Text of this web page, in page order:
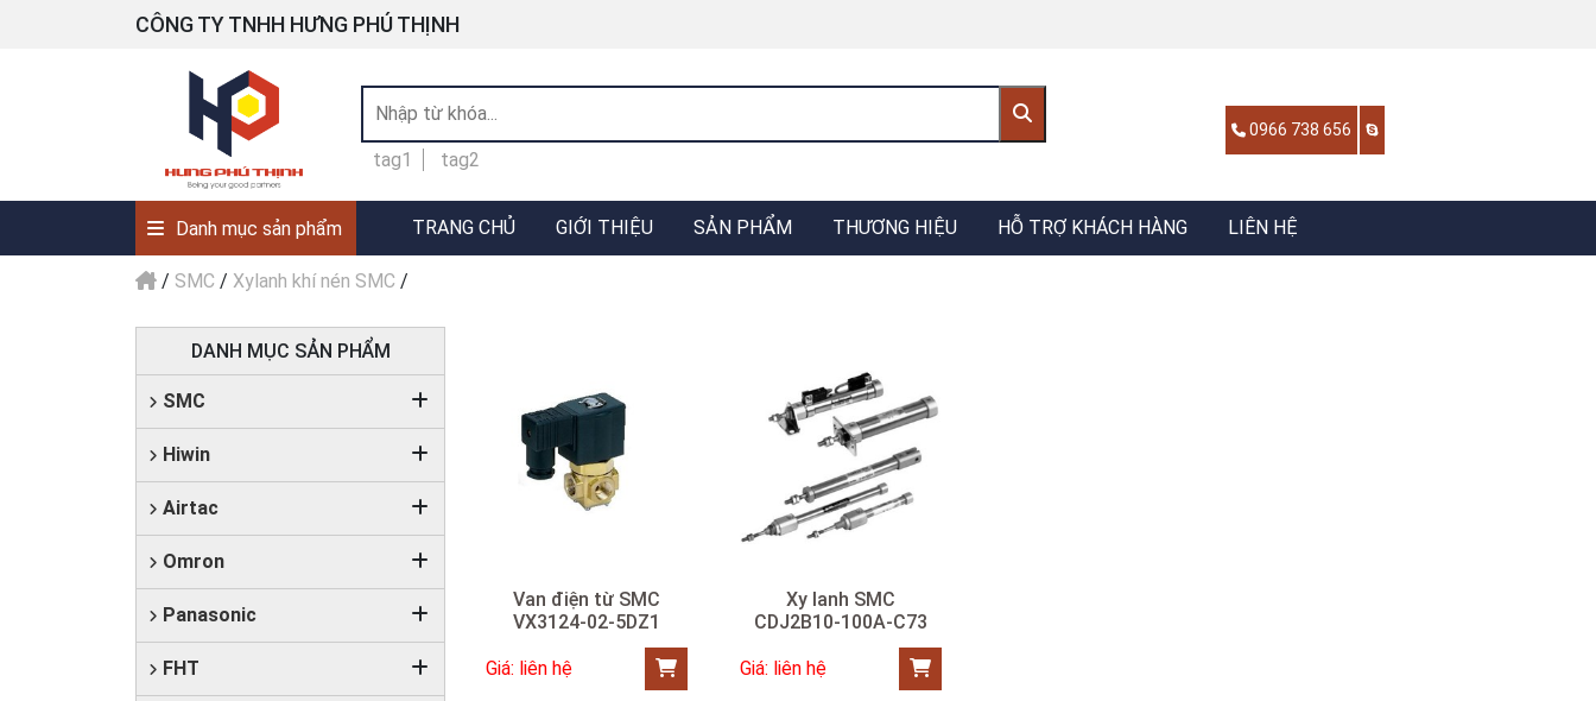
CÔNG TY TNHH HƯNG PHÚ THỊNH
tag1 tag2
0966 738 656
Danh mục sản phẩm TRANG CHỦ GIỚI THIỆU SẢN PHẨM THƯƠNG HIỆU HỖ TRỢ KHÁCH HÀNG LIÊN HỆ
/ SMC / Xylanh khí nén SMC /
DANH MỤC SẢN PHẨM
SMC
Hiwin
Airtac
Omron
Panasonic
FHT
Van điện từ SMC
VX3124-02-5DZ1
Giá: liên hệ
Xy lanh SMC
CDJ2B10-­100A-­C73
Giá: liên hệ